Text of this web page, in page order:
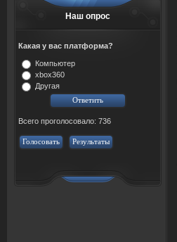
Наш опрос
Какая у вас платформа?
Компьютер
xbox360
Другая
Всего проголосовало: 736
Голосовать Результаты